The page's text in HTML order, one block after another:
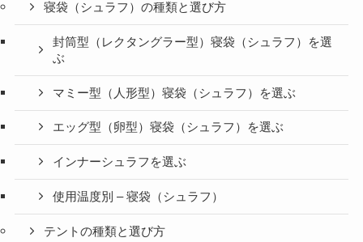
寝袋（シュラフ）の種類と選び方
封筒型（レクタングラー型）寝袋（シュラフ）を選
ぶ
マミー型（人形型）寝袋（シュラフ）を選ぶ
エッグ型（卵型）寝袋（シュラフ）を選ぶ
インナーシュラフを選ぶ
使用温度別 – 寝袋（シュラフ）
テントの種類と選び方